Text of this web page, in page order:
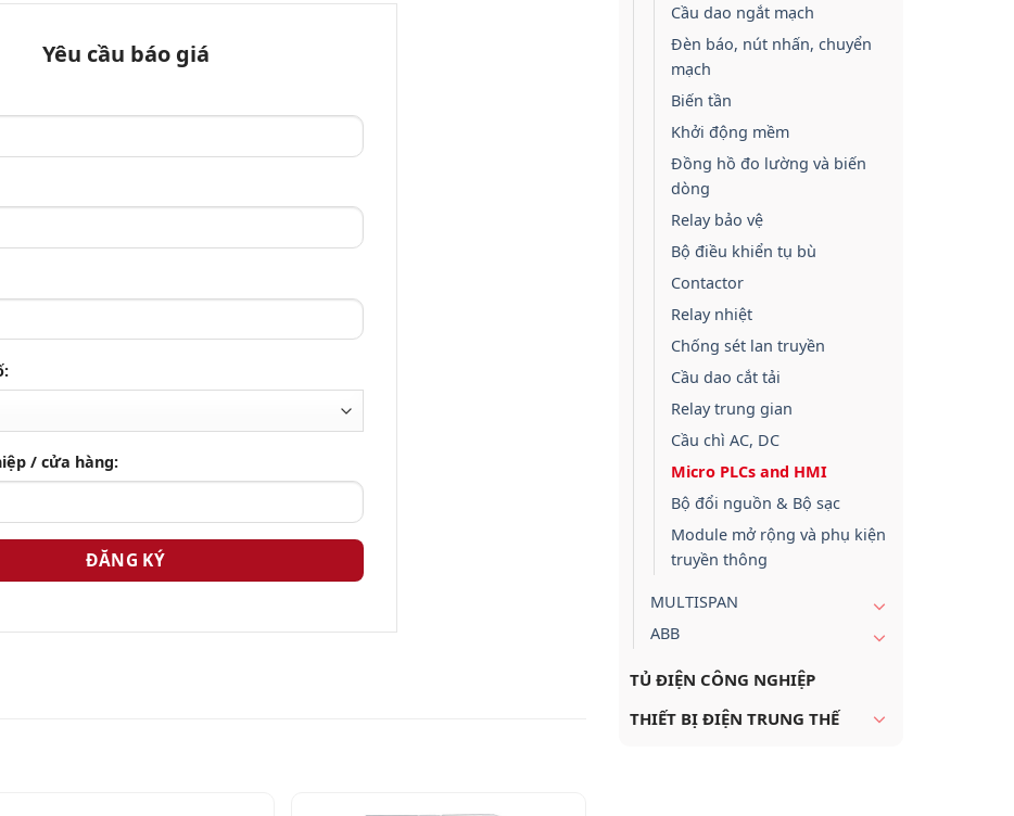
Yêu cầu báo giá
/ cửa hàng:
Cầu dao ngắt mạch
Đèn báo, nút nhấn, chuyển
mạch
Biến tần
Khởi động mềm
Đồng hồ đo lường và biến
dòng
Relay bảo vệ
Bộ điều khiển tụ bù
Contactor
Relay nhiệt
Chống sét lan truyền
Cầu dao cắt tải
Relay trung gian
Cầu chì AC, DC
Micro PLCs and HMI
Bộ đổi nguồn & Bộ sạc
Module mở rộng và phụ kiện
truyền thông
MULTISPAN
ABB
TỦ ĐIỆN CÔNG NGHIỆP
THIẾT BỊ ĐIỆN TRUNG THẾ